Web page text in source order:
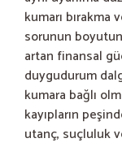
kumarı bırakma
sorunun
artan finansal
duygudurum
kumara bağlı
kayıpların
utanç, suçluluk